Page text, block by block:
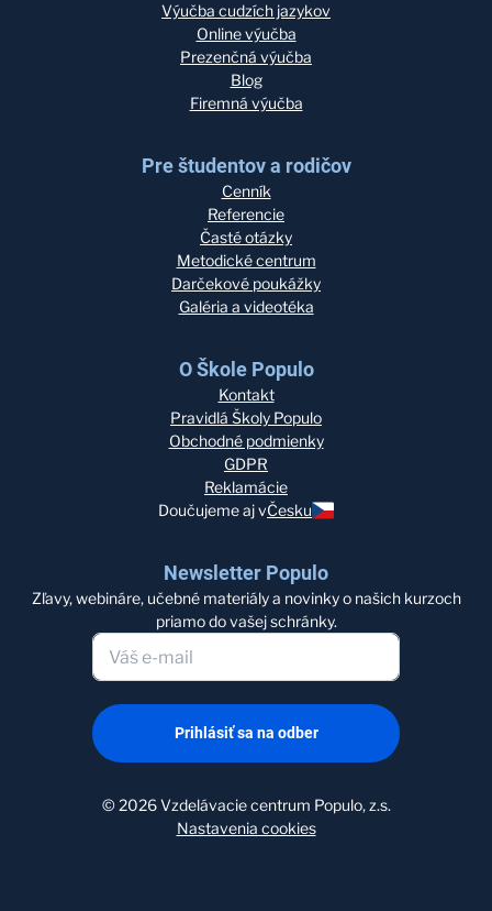
Výučba cudzích jazykov
Online výučba
Prezenčná výučba
Blog
Firemná výučba
Pre študentov a rodičov
Cenník
Referencie
Časté otázky
Metodické centrum
Darčekové poukážky
Galéria a videotéka
O Škole Populo
Kontakt
Pravidlá Školy Populo
Obchodné podmienky
GDPR
Reklamácie
Doučujeme aj vČesku
Newsletter Populo
Zľavy, webináre, učebné materiály a novinky o našich kurzoch
priamo do vašej schránky.
Prihlásiť sa na odber
©2026 Vzdelávacie centrum Populo, z.s.
Nastavenia cookies